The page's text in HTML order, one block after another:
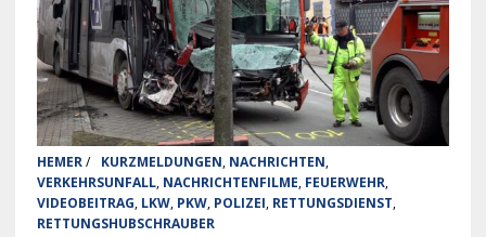
HEMER/ KURZMELDUNGEN, NACHRICHTEN,
VERKEHRSUNFALL, NACHRICHTENFILME, FEUERWEHR,
VIDEOBEITRAG, LKW, PKW, POLIZEI, RETTUNGSDIENST,
RETTUNGSHUBSCHRAUBER